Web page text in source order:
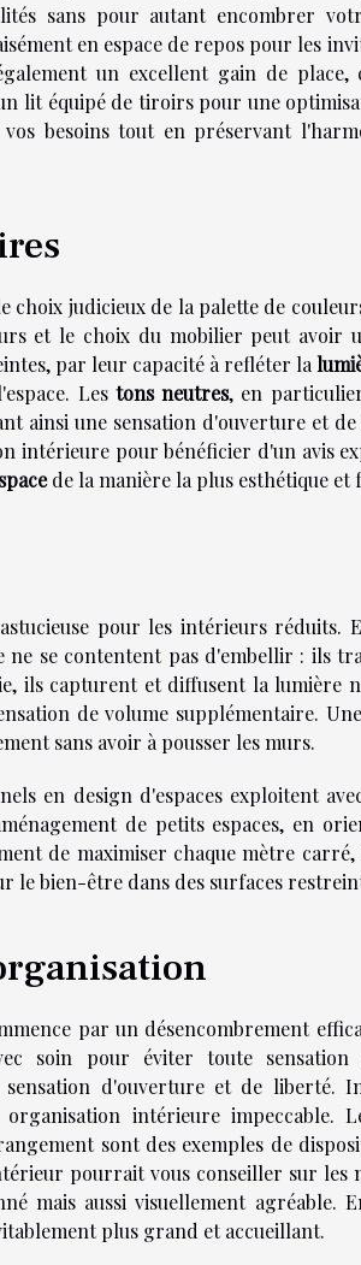
sans pour autant encombrer
en espace de repos pour les
un excellent gain de place,
lit équipé de tiroirs pour une
besoins tout en préservant
choix judicieux de la palette de
et le choix du mobilier peut avoir
par leur capacité à refléter la
Les tons neutres, en
ainsi une sensation d'ouverture et
intérieure pour bénéficier d'un avis
de la manière la plus esthétique et
pour les intérieurs réduits.
ne se contentent pas d'embellir : ils
ils capturent et diffusent la lumière
de volume supplémentaire.
sans avoir à pousser les murs.
en design d'espaces exploitent
de petits espaces, en
de maximiser chaque mètre
le bien-être dans des surfaces
par un désencombrement
soin pour éviter toute sensation
d'ouverture et de liberté.
intérieure impeccable.
sont des exemples de
pourrait vous conseiller sur les
mais aussi visuellement agréable.
plus grand et accueillant.